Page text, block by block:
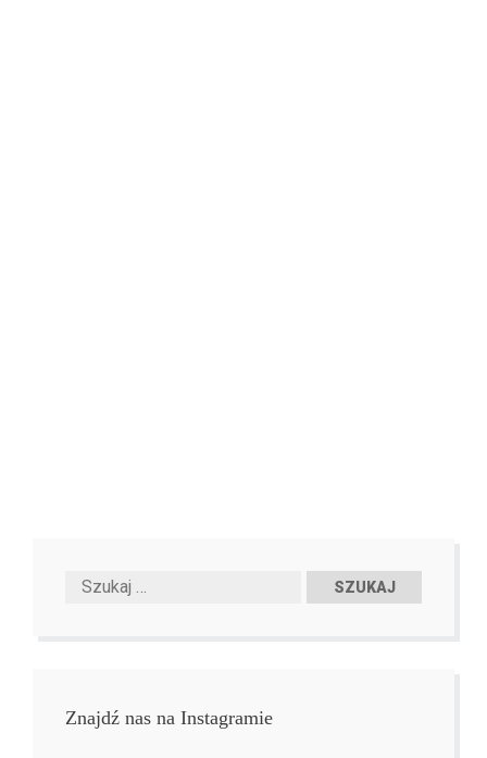
Znajdź nas na Instagramie